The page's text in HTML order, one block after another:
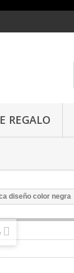
REGALO
diseño color negra